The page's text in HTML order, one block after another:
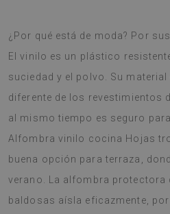
¿Por qué está de moda? Por
El vinilo es un plástico
suciedad y el polvo. Su
diferente de los revestimientos
al mismo tiempo es seguro
Alfombra vinilo cocina Hojas
buena opción para terraza,
verano. La alfombra protectora
baldosas aísla eficazmente,